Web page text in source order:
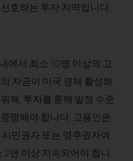
호하는 투자 지역입니다.
에서 최소 10명 이상의 고
자금이 미국 경제 활성화
해, 투자를 통해 일정 수준
명해야 합니다. 고용인은
민권자 또는 영주권자여
2년 이상 지속되어야 합니